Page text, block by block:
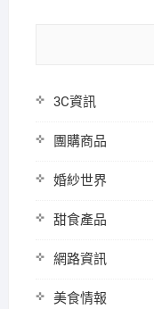
3C資訊
團購商品
婚紗世界
甜食產品
網路資訊
美食情報